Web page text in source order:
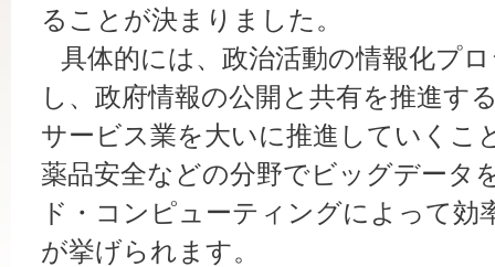
ることが決まりました。
具体的には、政治活動の情報化プ
し、政府情報の公開と共有を推進す
サービス業を大いに推進していくこ
薬品安全などの分野でビッグデータ
ド・コンピューティングによって効
が挙げられます。